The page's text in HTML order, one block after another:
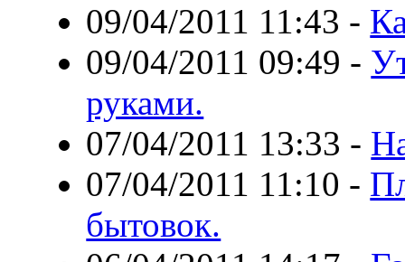
09/04/2011 11:43 -
09/04/2011 09:49 -
руками.
07/04/2011 13:33 -
07/04/2011 11:10 -
бытовок.